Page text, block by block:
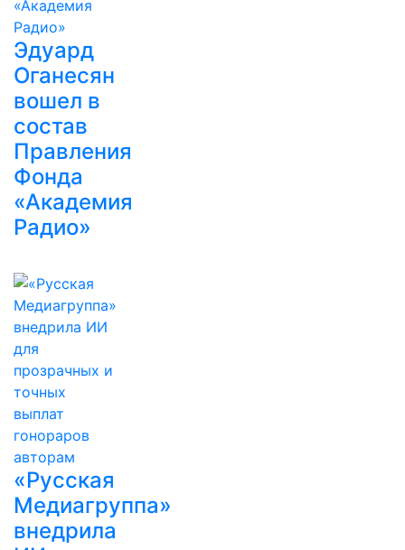
Эдуард
Оганесян
вошел в
состав
Правления
Фонда
«Академия
Радио»
«Русская
Медиагруппа»
внедрила